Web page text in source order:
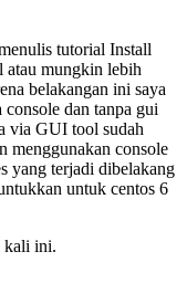
tutorial Install
mungkin lebih
belakangan ini saya
dan tanpa gui
via GUI tool sudah
menggunakan console
yang terjadi dibelakang
untuk centos 6
kali ini.